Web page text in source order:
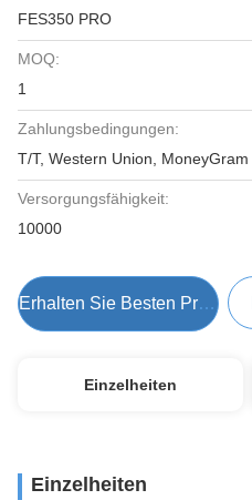
FES350 PRO
MOQ:
1
Zahlungsbedingungen:
T/T, Western Union, MoneyGram
Versorgungsfähigkeit:
10000
Erhalten Sie Besten Preis
Einzelheiten
Einzelheiten